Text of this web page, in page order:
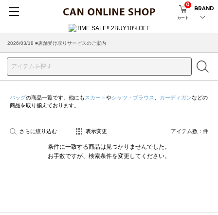
カート
0
BRAND
2026/03/18 ■店舗受け取りサービスのご案内
バッグの商品一覧です。他にも スカート やシャツ・ブラウス カーディガンなどの
商品を取り揃えております。
さらに絞り込む 表示変更 アイテム数： 件
条件に一致する商品は見つかりませんでした。
お手数ですが、検索条件を変更してください。